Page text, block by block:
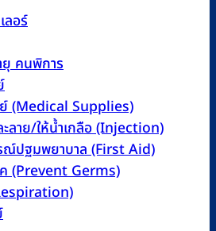
ลอร์
คนพิการ
(Medical Supplies)
ลาย/ให้น้ำเกลือ (Injection)
ปฐมพยาบาล (First Aid)
(Prevent Germs)